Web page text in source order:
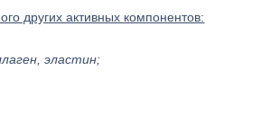
других активных компонентов:
эластин;